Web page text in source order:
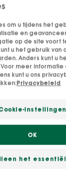
effect
om u tijdens het
en
op de site voort
u het gebruik van
Anders kunt u
meer
kunt u ons
Privacybeleid
instellingen
het
OK